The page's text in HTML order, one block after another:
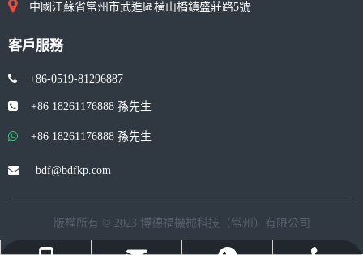
中國江蘇省常州市武進區橫山橋鎮盛莊路5號
客戶服務
+86-0519-81296887
 +86 18261176888 孫先生
 +86 18261176888 孫先生
 bdf@bdfkp.com
版權所有 © 2023 博德福機械科技（常州）有限公司​​​​​​​